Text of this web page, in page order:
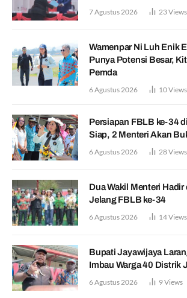
7 Agustus 2026 23Views
Wamenpar Ni Luh Enik
Punya Potensi Besar,
Pemda
6 Agustus 2026 10Views
Persiapan FBLB ke-34
Siap, 2 Menteri Akan
6 Agustus 2026 28Views
Dua Wakil Menteri Hadir
Jelang FBLB ke-34
6 Agustus 2026 14Views
Bupati Jayawijaya
Imbau Warga 40 Distrik
6 Agustus 2026 9Views